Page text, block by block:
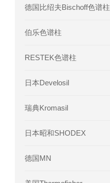
德国比绍夫Bischoff色谱柱
伯乐色谱柱
RESTEK色谱柱
日本Develosil
瑞典Kromasil
日本昭和SHODEX
德国MN